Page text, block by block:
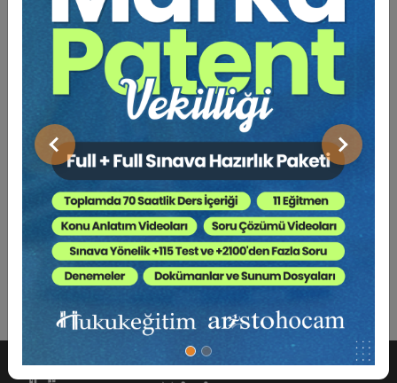
Önceki Sonraki
Kesiliyor ?
Boşanma ile evlilik birliği sona erer ve tarafların evlilik
birliğinden doğan yükümlülükleri ortadan kalkar. Buna
karşın boşanan eşlerin varsa müşterek çocuklarına karşı
maddi ve manevi yükümlülükleri boşanmadan sonra da
devam eder. Bu nedenle hakim boşanma kararında
çocuğun velayetinin eşlerden hangisine ait olacağı,
velayetin kullanılması kendisine verilmeyen eşin çocuk
ile kişisel ilişkisi ve çocuğun bakım ve eğitim
giderlerine ne oranda katılacağı hususlarını da belirler.